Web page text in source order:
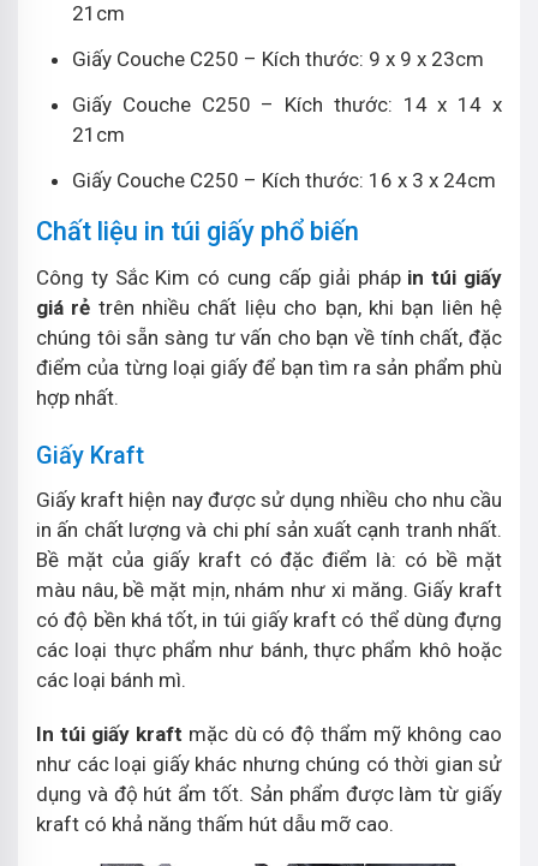
21cm
Giấy Couche C250 – Kích thước: 9 x 9 x 23cm
Giấy Couche C250 – Kích thước: 14 x 14 x
21cm
Giấy Couche C250 – Kích thước: 16 x 3 x 24cm
Chất liệu in túi giấy phổ biến
Công ty Sắc Kim có cung cấp giải pháp in túi giấy
giá rẻ trên nhiều chất liệu cho bạn, khi bạn liên hệ
chúng tôi sẵn sàng tư vấn cho bạn về tính chất, đặc
điểm của từng loại giấy để bạn tìm ra sản phẩm phù
hợp nhất.
Giấy Kraft
Giấy kraft hiện nay được sử dụng nhiều cho nhu cầu
in ấn chất lượng và chi phí sản xuất cạnh tranh nhất.
Bề mặt của giấy kraft có đặc điểm là: có bề mặt
màu nâu, bề mặt mịn, nhám như xi măng. Giấy kraft
có độ bền khá tốt, in túi giấy kraft có thể dùng đựng
các loại thực phẩm như bánh, thực phẩm khô hoặc
các loại bánh mì.
In túi giấy kraft mặc dù có độ thẩm mỹ không cao
như các loại giấy khác nhưng chúng có thời gian sử
dụng và độ hút ẩm tốt. Sản phẩm được làm từ giấy
kraft có khả năng thấm hút dẫu mỡ cao.